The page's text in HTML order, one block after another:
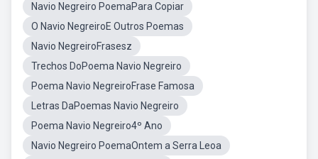
Navio Negreiro PoemaPara Copiar
O Navio NegreiroE Outros Poemas
Navio NegreiroFrasesz
Trechos DoPoema Navio Negreiro
Poema Navio NegreiroFrase Famosa
Letras DaPoemas Navio Negreiro
Poema Navio Negreiro4º Ano
Navio Negreiro PoemaOntem a Serra Leoa